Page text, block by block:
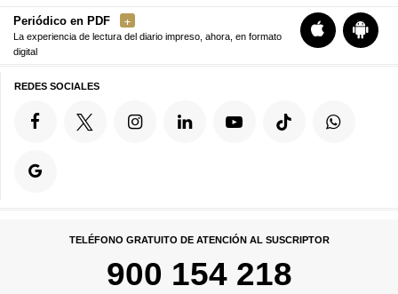
Periódico en PDF
La experiencia de lectura del diario impreso, ahora, en formato
digital
REDES SOCIALES
TELÉFONO GRATUITO DE ATENCIÓN AL SUSCRIPTOR
900 154 218